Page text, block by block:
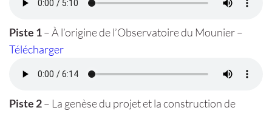
Piste 1– À l’origine de l’Observatoire du Mounier –
Télécharger
Piste 2– La genèse du projet et la construction de